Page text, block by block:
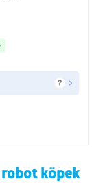
robot köpek